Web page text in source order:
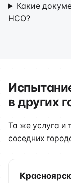
Какие
НСО?
в других
Та же услуга и
соседних
Красноярск